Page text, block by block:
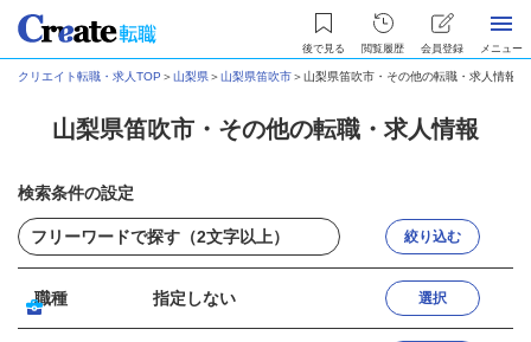
後で見る 閲覧履歴 会員登録 メニュー
クリエイト転職・求人TOP ＞山梨県＞山梨県笛吹市＞山梨県笛吹市・その他の転職・求人情報
山梨県笛吹市・その他の転職・求人情報
検索条件の設定
絞り込む
職種 指定しない 選択